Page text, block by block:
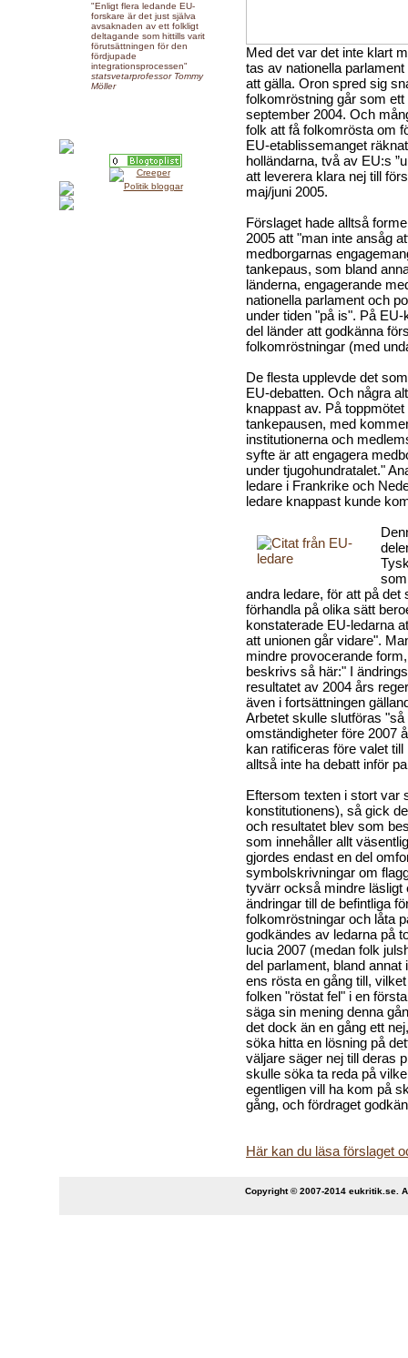
"Enligt flera ledande EU-
forskare är det just själva
avsaknaden av ett folkligt
deltagande som hittills varit
förutsättningen för den
fördjupade
integrationsprocessen"
statsvetarprofessor Tommy
Möller
Med det var det inte klart
tas av nationella
att gälla. Oron spred sig
folkomröstning går som
september 2004. Och
folk att få folkomrösta om
EU-etablissemanget
holländarna, två av EU:s
att leverera klara nej till
maj/juni 2005.
Förslaget hade alltså
2005 att "man inte ansåg
medborgarnas
tankepaus, som bland
länderna, engagerande
nationella parlament och
under tiden "på is". På
del länder att godkänna
folkomröstningar (med
De flesta upplevde det
EU-debatten. Och några
knappast av. På
tankepausen, med
institutionerna och
syfte är att engagera
under tjugohundratalet."
ledare i Frankrike och
ledare knappast kunde
andra ledare, för att på
förhandla på olika sätt
konstaterade EU-ledarna
att unionen går vidare".
mindre provocerande
beskrivs så här:" I
resultatet av 2004 års
även i fortsättningen
Arbetet skulle slutföras
omständigheter före 2007
kan ratificeras före valet
alltså inte ha debatt inför
Eftersom texten i stort var
konstitutionens), så gick
och resultatet blev som
som innehåller allt
gjordes endast en del
symbolskrivningar om
tyvärr också mindre läsligt
ändringar till de befintliga
folkomröstningar och låta
godkändes av ledarna på
lucia 2007 (medan folk
del parlament, bland
ens rösta en gång till,
folken "röstat fel" i en
säga sin mening denna
det dock än en gång ett
söka hitta en lösning på
väljare säger nej till deras
skulle söka ta reda på
egentligen vill ha kom på
gång, och fördraget
Här kan du läsa förslaget
Copyright © 2007-2014 eukritik.se.